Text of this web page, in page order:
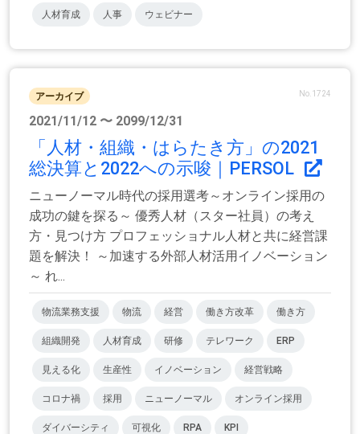
人材育成 人事 ウェビナー
アーカイブ No.1724
2021/11/12 〜 2099/12/31
「人材・組織・はらたき方」の2021
総決算と2022への示唆｜PERSOL
ニューノーマル時代の採用選考～オンライン採用の
成功の鍵を探る～ 優秀人材（スター社員）の考え
方・見つけ方 プロフェッショナル人材と共に経営課
題を解決！ ～加速する外部人材活用イノベーション
～ れ...
物流業務支援 物流 経営 働き方改革 働き方
組織開発 人材育成 研修 テレワーク ERP
見える化 生産性 イノベーション 経営戦略
コロナ禍 採用 ニューノーマル オンライン採用
ダイバーシティ 可視化 RPA KPI